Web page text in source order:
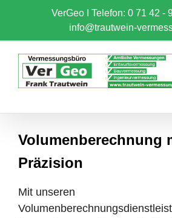
content
VerGeo I Telefon: 0 71 42 -
info@trautwein-
Volumenberechnung
Präzision
Mit unseren